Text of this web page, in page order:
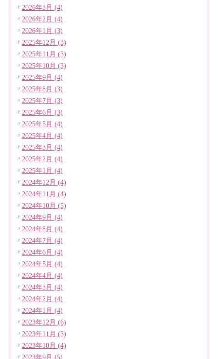
2026年3月 (4)
2026年2月 (4)
2026年1月 (3)
2025年12月 (3)
2025年11月 (3)
2025年10月 (3)
2025年9月 (4)
2025年8月 (3)
2025年7月 (3)
2025年6月 (3)
2025年5月 (4)
2025年4月 (4)
2025年3月 (4)
2025年2月 (4)
2025年1月 (4)
2024年12月 (4)
2024年11月 (4)
2024年10月 (5)
2024年9月 (4)
2024年8月 (4)
2024年7月 (4)
2024年6月 (4)
2024年5月 (4)
2024年4月 (4)
2024年3月 (4)
2024年2月 (4)
2024年1月 (4)
2023年12月 (6)
2023年11月 (3)
2023年10月 (4)
2023年9月 (5)